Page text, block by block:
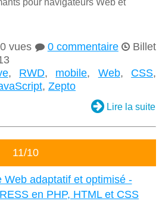
pour navigateurs Web et
vues  0 commentaire Billet
, RWD, mobile, Web, CSS,
, Zepto
 Lire la suite
11/10
Web adaptatif et optimisé -
en PHP, HTML et CSS